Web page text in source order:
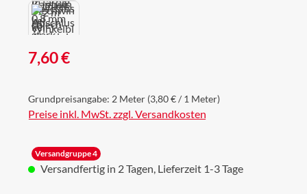
Regulärer Preis:
7,60 €
Grundpreisangabe: 2 Meter (3,80 € / 1 Meter)
Preise inkl. MwSt. zzgl. Versandkosten
Versandgruppe 4
Versandfertig in 2 Tagen, Lieferzeit 1-3 Tage